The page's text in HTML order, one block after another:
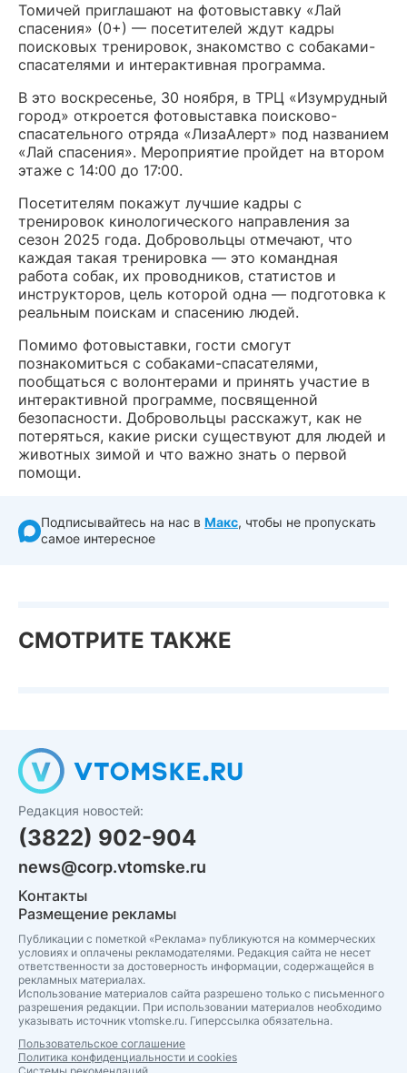
Томичей приглашают на фотовыставку «Лай
спасения» (0+) — посетителей ждут кадры
поисковых тренировок, знакомство с собаками-
спасателями и интерактивная программа.
В это воскресенье, 30 ноября, в ТРЦ «Изумрудный
город» откроется фотовыставка поисково-
спасательного отряда «ЛизаАлерт» под названием
«Лай спасения». Мероприятие пройдет на втором
этаже с 14:00 до 17:00.
Посетителям покажут лучшие кадры с
тренировок кинологического направления за
сезон 2025 года. Добровольцы отмечают, что
каждая такая тренировка — это командная
работа собак, их проводников, статистов и
инструкторов, цель которой одна — подготовка к
реальным поискам и спасению людей.
Помимо фотовыставки, гости смогут
познакомиться с собаками-спасателями,
пообщаться с волонтерами и принять участие в
интерактивной программе, посвященной
безопасности. Добровольцы расскажут, как не
потеряться, какие риски существуют для людей и
животных зимой и что важно знать о первой
помощи.
Подписывайтесь на нас в Макс, чтобы не пропускать
самое интересное
СМОТРИТЕ ТАКЖЕ
Редакция новостей:
(3822) 902-904
news@corp.vtomske.ru
Контакты
Размещение рекламы
Публикации с пометкой «Реклама» публикуются на коммерческих
условиях и оплачены рекламодателями. Редакция сайта не несет
ответственности за достоверность информации, содержащейся в
рекламных материалах.
Использование материалов сайта разрешено только с письменного
разрешения редакции. При использовании материалов необходимо
указывать источник vtomske.ru. Гиперссылка обязательна.
Пользовательское соглашение
Политика конфиденциальности и cookies